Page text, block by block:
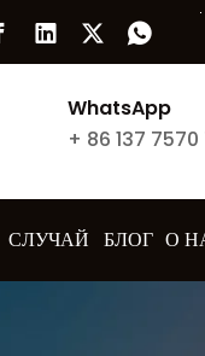
WhatsApp
+ 86 137 7570
СЛУЧАЙ БЛОГ О